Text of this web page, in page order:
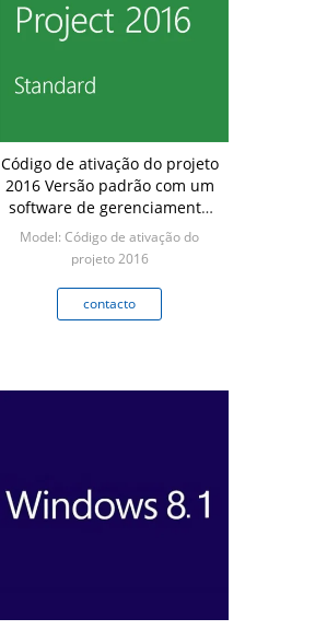
Código de ativação do projeto
2016 Versão padrão com um
software de gerenciamento
de projetos
Model: Código de ativação do
projeto 2016
contacto